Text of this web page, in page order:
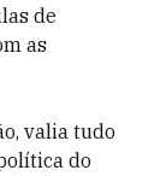
de
as
valia tudo
do